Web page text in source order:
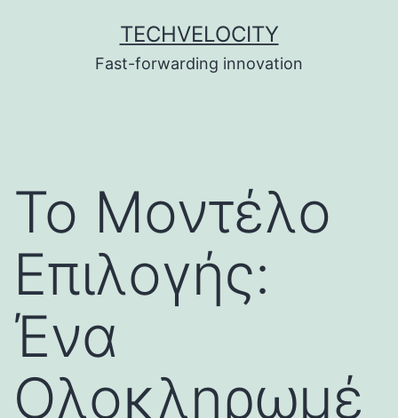
TECHVELOCITY
Fast-forwarding innovation
Το Μοντέλο
Επιλογής:
Ένα
Ολοκληρωμέ